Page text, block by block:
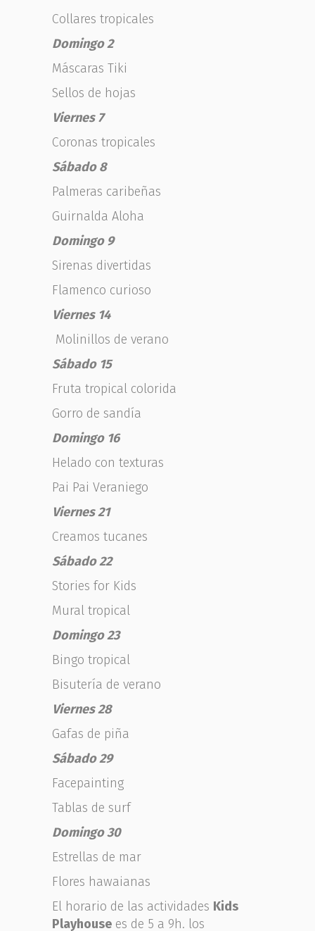
Collares tropicales
Domingo 2
Máscaras Tiki
Sellos de hojas
Viernes 7
Coronas tropicales
Sábado 8
Palmeras caribeñas
Guirnalda Aloha
Domingo 9
Sirenas divertidas
Flamenco curioso
Viernes 14
Molinillos de verano
Sábado 15
Fruta tropical colorida
Gorro de sandía
Domingo 16
Helado con texturas
Pai Pai Veraniego
Viernes 21
Creamos tucanes
Sábado 22
Stories for Kids
Mural tropical
Domingo 23
Bingo tropical
Bisutería de verano
Viernes 28
Gafas de piña
Sábado 29
Facepainting
Tablas de surf
Domingo 30
Estrellas de mar
Flores hawaianas
El horario de las actividades Kids
Playhouse es de 5 a 9h. los